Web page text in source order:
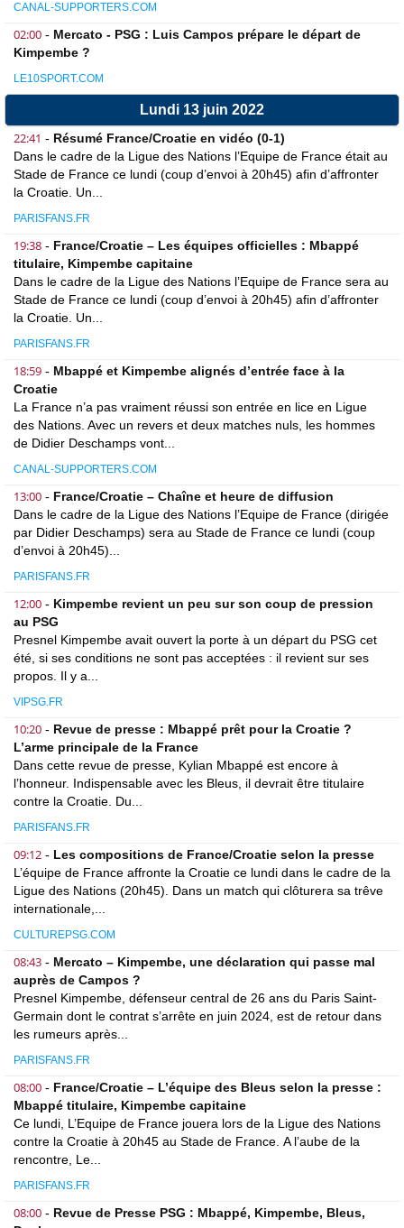
CANAL-SUPPORTERS.COM
02:00 - Mercato - PSG : Luis Campos prépare le départ de
Kimpembe ?
LE10SPORT.COM
Lundi 13 juin 2022
22:41 - Résumé France/Croatie en vidéo (0-1)
Dans le cadre de la Ligue des Nations l’Equipe de France était au
Stade de France ce lundi (coup d’envoi à 20h45) afin d’affronter
la Croatie. Un...
PARISFANS.FR
19:38 - France/Croatie – Les équipes officielles : Mbappé
titulaire, Kimpembe capitaine
Dans le cadre de la Ligue des Nations l’Equipe de France sera au
Stade de France ce lundi (coup d’envoi à 20h45) afin d’affronter
la Croatie. Un...
PARISFANS.FR
18:59 - Mbappé et Kimpembe alignés d’entrée face à la
Croatie
La France n’a pas vraiment réussi son entrée en lice en Ligue
des Nations. Avec un revers et deux matches nuls, les hommes
de Didier Deschamps vont...
CANAL-SUPPORTERS.COM
13:00 - France/Croatie – Chaîne et heure de diffusion
Dans le cadre de la Ligue des Nations l’Equipe de France (dirigée
par Didier Deschamps) sera au Stade de France ce lundi (coup
d’envoi à 20h45)...
PARISFANS.FR
12:00 - Kimpembe revient un peu sur son coup de pression
au PSG
Presnel Kimpembe avait ouvert la porte à un départ du PSG cet
été, si ses conditions ne sont pas acceptées : il revient sur ses
propos. Il y a...
VIPSG.FR
10:20 - Revue de presse : Mbappé prêt pour la Croatie ?
L’arme principale de la France
Dans cette revue de presse, Kylian Mbappé est encore à
l’honneur. Indispensable avec les Bleus, il devrait être titulaire
contre la Croatie. Du...
PARISFANS.FR
09:12 - Les compositions de France/Croatie selon la presse
L’équipe de France affronte la Croatie ce lundi dans le cadre de la
Ligue des Nations (20h45). Dans un match qui clôturera sa trêve
internationale,...
CULTUREPSG.COM
08:43 - Mercato – Kimpembe, une déclaration qui passe mal
auprès de Campos ?
Presnel Kimpembe, défenseur central de 26 ans du Paris Saint-
Germain dont le contrat s’arrête en juin 2024, est de retour dans
les rumeurs après...
PARISFANS.FR
08:00 - France/Croatie – L’équipe des Bleus selon la presse :
Mbappé titulaire, Kimpembe capitaine
Ce lundi, L’Equipe de France jouera lors de la Ligue des Nations
contre la Croatie à 20h45 au Stade de France. A l’aube de la
rencontre, Le...
PARISFANS.FR
08:00 - Revue de Presse PSG : Mbappé, Kimpembe, Bleus,